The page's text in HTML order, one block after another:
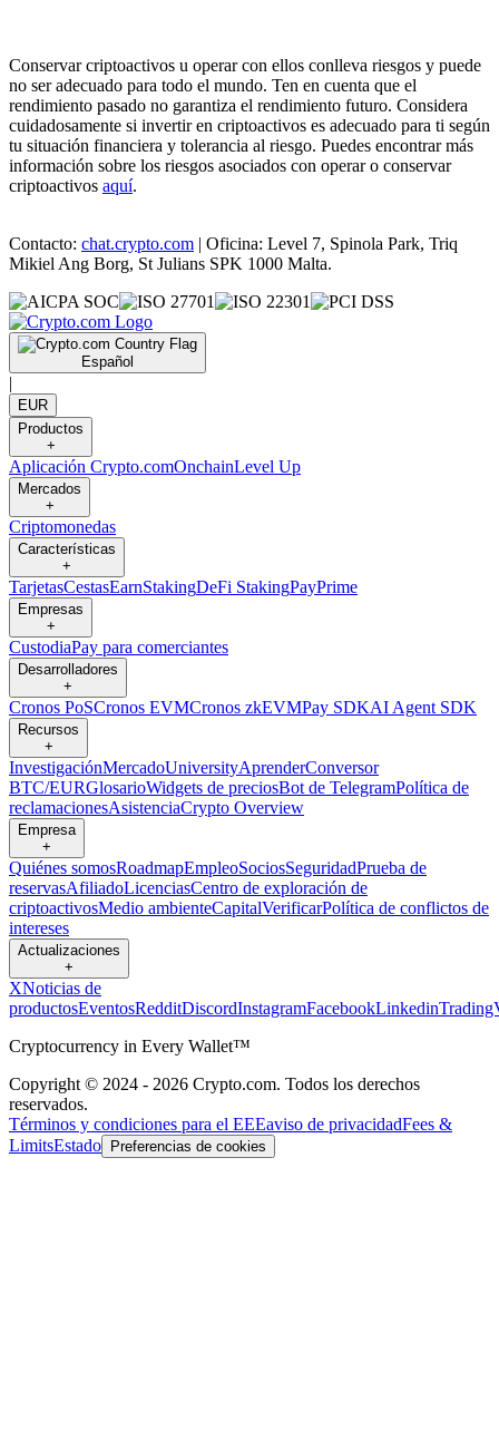
Conservar criptoactivos u operar con ellos conlleva riesgos y puede
no ser adecuado para todo el mundo. Ten en cuenta que el
rendimiento pasado no garantiza el rendimiento futuro. Considera
cuidadosamente si invertir en criptoactivos es adecuado para ti según
tu situación financiera y tolerancia al riesgo. Puedes encontrar más
información sobre los riesgos asociados con operar o conservar
criptoactivos aquí.
Contacto: chat.crypto.com | Oficina: Level 7, Spinola Park, Triq
Mikiel Ang Borg, St Julians SPK 1000 Malta.
Español
|
EUR
Productos
+
Aplicación Crypto.comOnchainLevel Up
Mercados
+
Criptomonedas
Características
+
TarjetasCestasEarnStakingDeFi StakingPayPrime
Empresas
+
CustodiaPay para comerciantes
Desarrolladores
+
Cronos PoSCronos EVMCronos zkEVMPay SDKAI Agent SDK
Recursos
+
InvestigaciónMercadoUniversityAprenderConversor
BTC/EURGlosarioWidgets de preciosBot de TelegramPolítica de
reclamacionesAsistenciaCrypto Overview
Empresa
+
Quiénes somosRoadmapEmpleoSociosSeguridadPrueba de
reservasAfiliadoLicenciasCentro de exploración de
criptoactivosMedio ambienteCapitalVerificarPolítica de conflictos de
intereses
Actualizaciones
+
XNoticias de
productosEventosRedditDiscordInstagramFacebookLinkedin
Cryptocurrency in Every Wallet™
Copyright © 2024 - 2026 Crypto.com. Todos los derechos
reservados.
Términos y condiciones para el EEEaviso de privacidadFees &
LimitsEstado Preferencias de cookies